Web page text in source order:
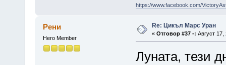
https://www.facebook.com/
Рени
Hero Member
Re: Цикъл Марс Уран
« Отговор #37 -: Август
Луната, тези